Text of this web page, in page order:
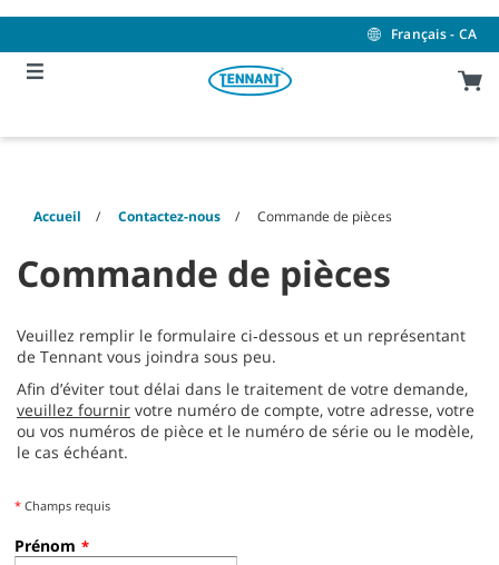
content
navigation
menu
Français - CA
Accueil Contactez-nous Commande de pièces
Commande de pièces
Veuillez remplir le formulaire ci‑dessous et un représentant
de Tennant vous joindra sous peu.
Afin d’éviter tout délai dans le traitement de votre demande,
veuillez fournir votre numéro de compte, votre adresse, votre
ou vos numéros de pièce et le numéro de série ou le modèle,
le cas échéant.
* Champs requis
Prénom *